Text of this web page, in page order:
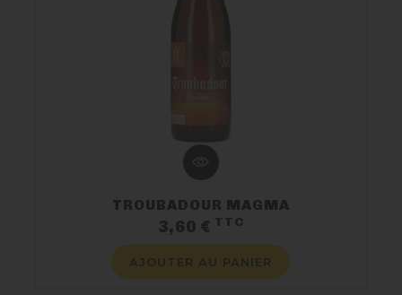
TROUBADOUR MAGMA
3,60 € TTC
AJOUTER AU PANIER